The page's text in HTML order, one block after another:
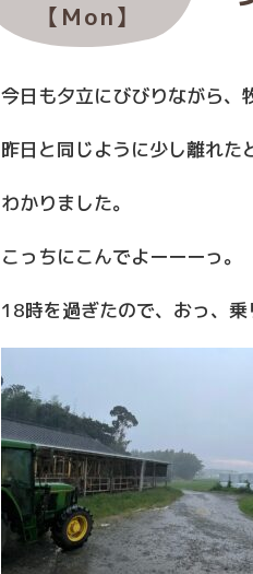
【Mon】
今日も夕立にびびりながら、
昨日と同じように少し離れた
わかりました。
こっちにこんでよーーーっ。
18時を過ぎたので、おっ、乗